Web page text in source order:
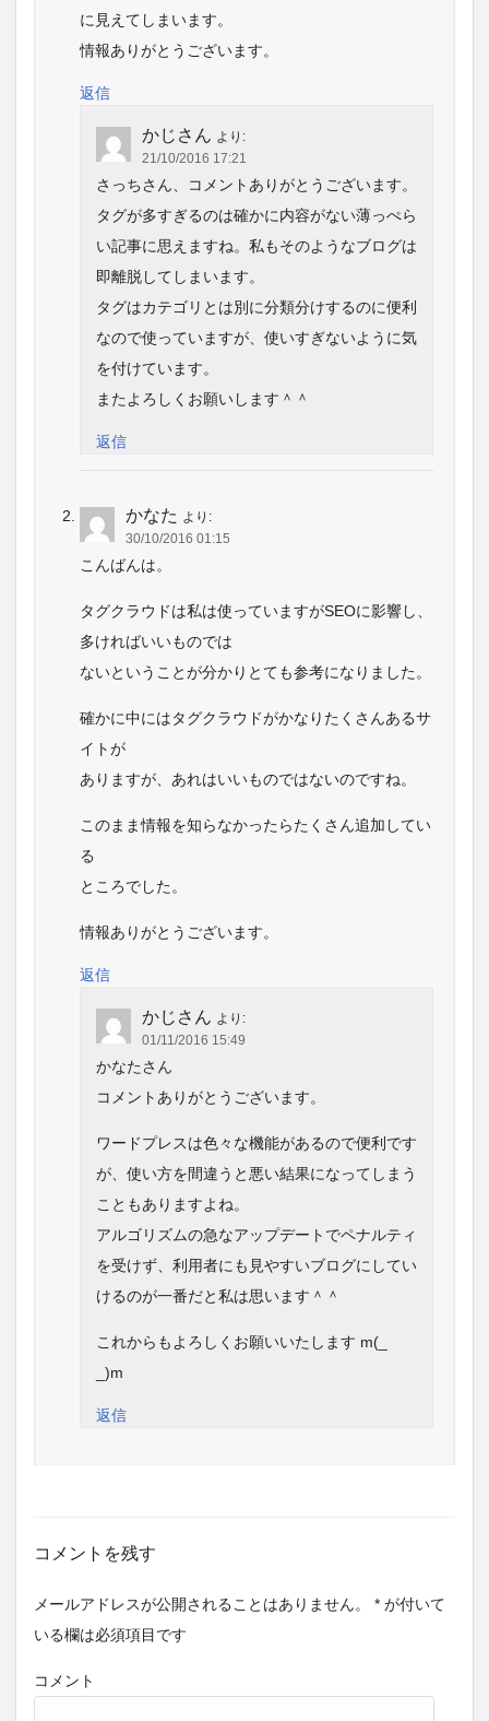
に見えてしまいます。
情報ありがとうございます。
返信
かじさん より:
21/10/2016 17:21
さっちさん、コメントありがとうございます。
タグが多すぎるのは確かに内容がない薄っぺら
い記事に思えますね。私もそのようなブログは
即離脱してしまいます。
タグはカテゴリとは別に分類分けするのに便利
なので使っていますが、使いすぎないように気
を付けています。
またよろしくお願いします＾＾
返信
かなた より:
30/10/2016 01:15
こんばんは。
タグクラウドは私は使っていますがSEOに影響し、
多ければいいものでは
ないということが分かりとても参考になりました。
確かに中にはタグクラウドがかなりたくさんあるサ
イトが
ありますが、あれはいいものではないのですね。
このまま情報を知らなかったらたくさん追加してい
る
ところでした。
情報ありがとうございます。
返信
かじさん より:
01/11/2016 15:49
かなたさん
コメントありがとうございます。
ワードプレスは色々な機能があるので便利です
が、使い方を間違うと悪い結果になってしまう
こともありますよね。
アルゴリズムの急なアップデートでペナルティ
を受けず、利用者にも見やすいブログにしてい
けるのが一番だと私は思います＾＾
これからもよろしくお願いいたします m(_
_)m
返信
コメントを残す
メールアドレスが公開されることはありません。 * が付いて
いる欄は必須項目です
コメント